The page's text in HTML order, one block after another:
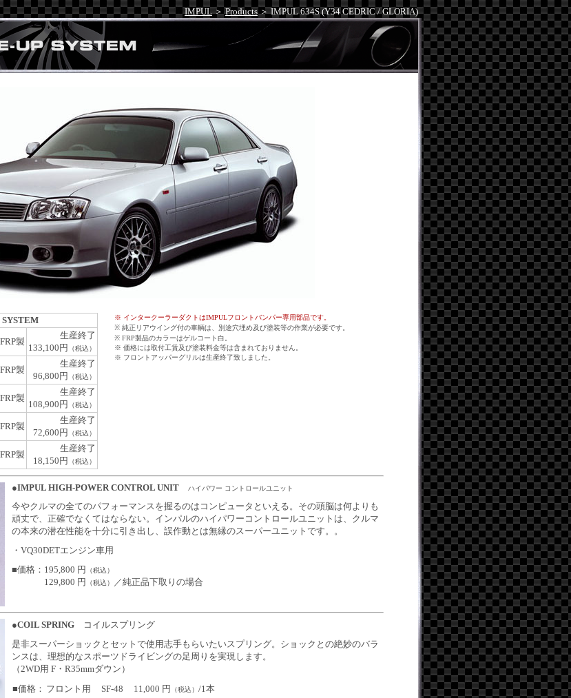
IMPUL＞Products＞IMPUL 634S (Y34 CEDRIC / GLORIA)
FRP製
生産終了
133,100円
（税込）
FRP製
生産終了
96,800円
（税込）
FRP製
生産終了
108,900円
（税込）
FRP製
生産終了
72,600円
（税込）
FRP製
生産終了
18,150円
（税込）
※ インタークーラーダクトはIMPULフロントバンパー専用部品です。
※ 純正リアウイング付の車輌は、別途穴埋め及び塗装等の作業が必要です。
※ FRP製品のカラーはゲルコート白。
※ 価格には取付工賃及び塗装料金等は含まれておりません。
※ フロントアッパーグリルは生産終了致しました。
●IMPUL HIGH-POWER CONTROL UNIT ハイパワー コントロールユニット
今やクルマの全てのパフォーマンスを握るのはコンピュータといえる。その頭脳は何よりも
頑丈で、正確でなくてはならない。インパルのハイパワーコントロールユニットは、クルマ
の本来の潜在性能を十分に引き出し、誤作動とは無縁のスーパーユニットです。。
・VQ30DETエンジン車用
■価格：195,800 円
（税込）
129,800 円 （税込） ／純正品下取りの場合
●COIL SPRING
コイルスプリング
是非スーパーショックとセットで使用志手もらいたいスプリング。ショックとの絶妙のバラ
ンスは、理想的なスポーツドライビングの足周りを実現します。
（2WD用 F・R35mmダウン）
■価格： フロント用 SF-48 11,000 円 （税込） /1本